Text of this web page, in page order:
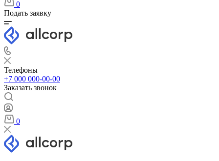
0
Подать заявку
Телефоны
+7 000 000-00-00
Заказать звонок
0